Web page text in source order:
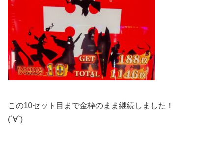
この10セット目まで金枠のまま継続しました！
(´∀`)